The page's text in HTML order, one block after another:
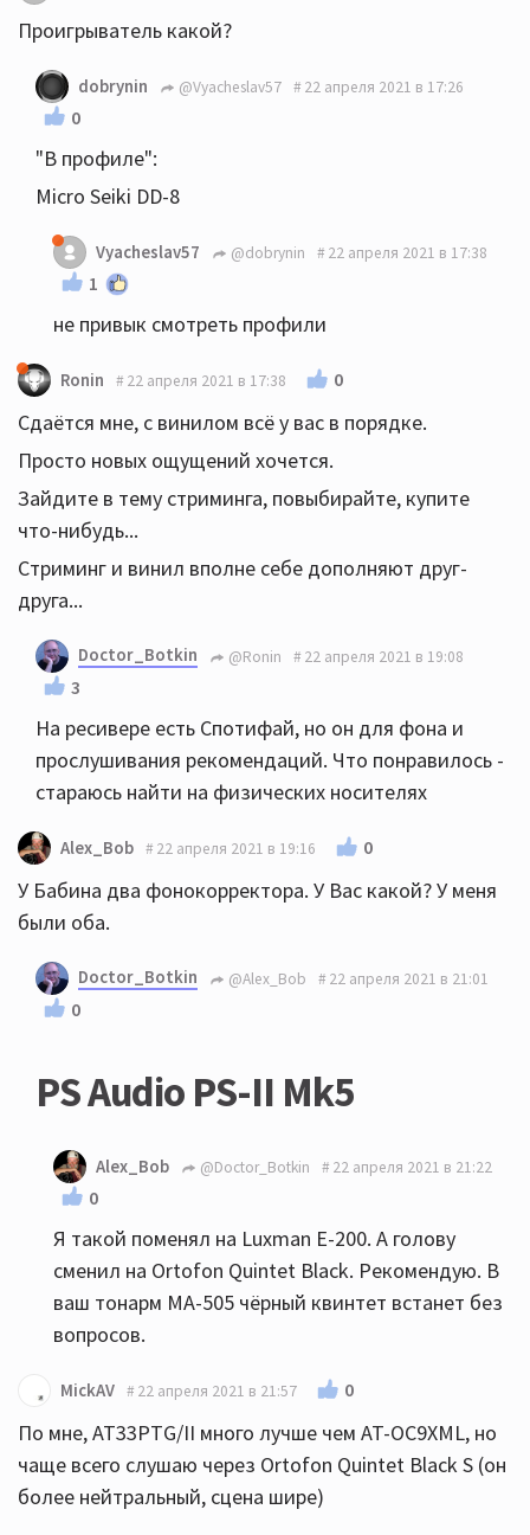
Проигрыватель какой?
dobrynin @Vyacheslav57 22 апреля 2021 в 17:26
0
"В профиле":
Micro Seiki DD-8
Vyacheslav57 @dobrynin 22 апреля 2021 в 17:38
1
не привык смотреть профили
Ronin 22 апреля 2021 в 17:38 0
Сдаётся мне, с винилом всё у вас в порядке.
Просто новых ощущений хочется.
Зайдите в тему стриминга, повыбирайте, купите
что-нибудь...
Стриминг и винил вполне себе дополняют друг-
друга...
Doctor_Botkin @Ronin 22 апреля 2021 в 19:08
3
На ресивере есть Спотифай, но он для фона и
прослушивания рекомендаций. Что понравилось -
стараюсь найти на физических носителях
Alex_Bob 22 апреля 2021 в 19:16 0
У Бабина два фонокорректора. У Вас какой? У меня
были оба.
Doctor_Botkin @Alex_Bob 22 апреля 2021 в 21:01
0
PS Audio PS-II Mk5
Alex_Bob @Doctor_Botkin 22 апреля 2021 в 21:22
0
Я такой поменял на Luxman E-200. А голову
сменил на Ortofon Quintet Black. Рекомендую. В
ваш тонарм МА-505 чёрный квинтет встанет без
вопросов.
MickAV 22 апреля 2021 в 21:57 0
По мне, AT33PTG/II много лучше чем AT-OC9XML, но
чаще всего слушаю через Ortofon Quintet Black S (он
более нейтральный, сцена шире)